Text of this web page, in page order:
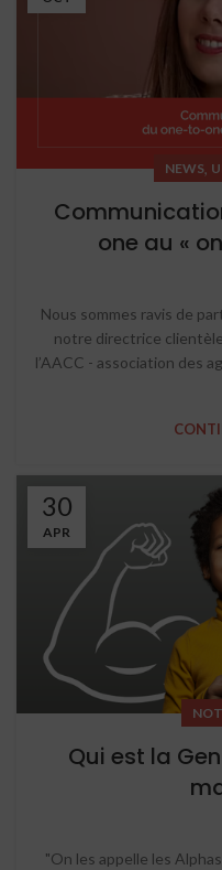
NEWS,
one au «
Nous sommes ravis de
notre directrice
l’AACC - association des
30
APR
Qui est la
"On les appelle les